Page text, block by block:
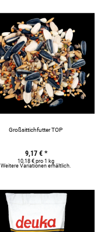
Großsittichfutter TOP
9,17 €*
10,18 € pro 1 kg
Weitere Variationen erhältlich.